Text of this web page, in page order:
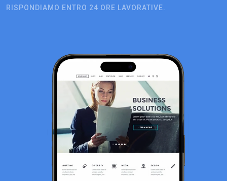
RISPONDIAMO ENTRO 24 ORE LAVORATIVE.